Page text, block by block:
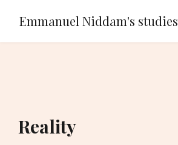
Emmanuel Niddam's studies
Reality